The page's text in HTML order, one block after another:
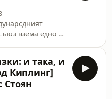
опит в
работещи
– от
и real-time
до контролни
превозни
Милен е част
взема едно от
бъде планета и
клас небесни
Но защо
и така, и
Киплинг]
Стоян